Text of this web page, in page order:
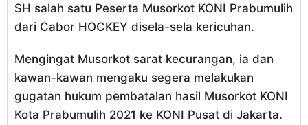
SH salah satu Peserta Musorkot KONI Prabumulih
dari Cabor HOCKEY disela-sela kericuhan.
Mengingat Musorkot sarat kecurangan, ia dan
kawan-kawan mengaku segera melakukan
gugatan hukum pembatalan hasil Musorkot KONI
Kota Prabumulih 2021 ke KONI Pusat di Jakarta.